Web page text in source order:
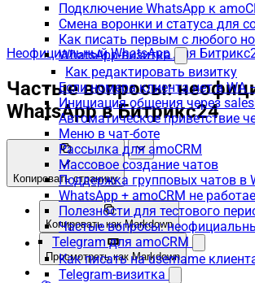
Подключение WhatsApp к
Смена воронки и статуса для
Как писать первым с любого
WhatsApp-визитка
Как редактировать визитку
Если номера клиента нет в
Инициация общения через
Автоматическое приветствие
Меню в чат-боте
Рассылка для amoCRM
Массовое создание чатов
Поддержка групповых чатов в
WhatsApp + amoCRM не
Полезности для тестового
Частые вопросы:
Telegram для amoCRM
Как писать на username
Telegram-визитка
Неофициальный WhatsApp для
Частые вопросы:
WhatsApp в Битрикс24
Копировать страницу
Копировать как Markdown
Просмотреть как Markdown